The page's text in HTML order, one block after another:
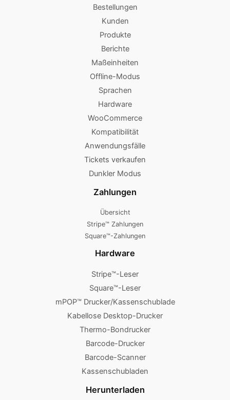
Bestellungen
Kunden
Produkte
Berichte
Maßeinheiten
Offline-Modus
Sprachen
Hardware
WooCommerce
Kompatibilität
Anwendungsfälle
Tickets verkaufen
Dunkler Modus
Zahlungen
Übersicht
Stripe™ Zahlungen
Square™-Zahlungen
Hardware
Stripe™-Leser
Square™-Leser
mPOP™ Drucker/Kassenschublade
Kabellose Desktop-Drucker
Thermo-Bondrucker
Barcode-Drucker
Barcode-Scanner
Kassenschubladen
Herunterladen